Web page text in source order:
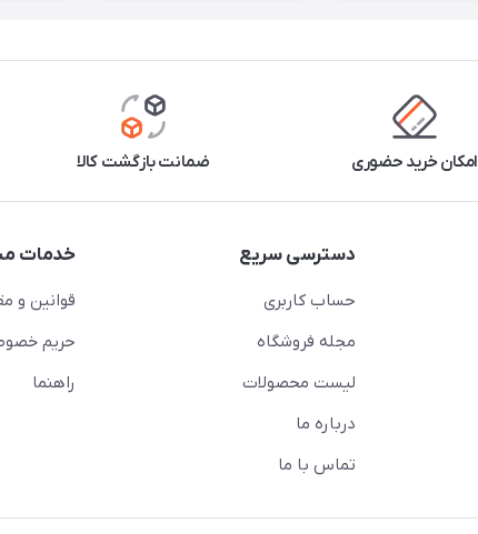
امکان خرید حضوری ضمانت بازگشت کالا
دسترسی سریع
حساب کاربری
مجله فروشگاه
لیست محصولات
درباره ما
تماس با ما
خدمات
قوانین و
حریم
راهنما